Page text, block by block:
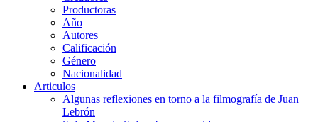
Productoras
Año
Autores
Calificación
Género
Nacionalidad
Articulos
Algunas reflexiones en torno a la filmografía de Juan
Lebrón